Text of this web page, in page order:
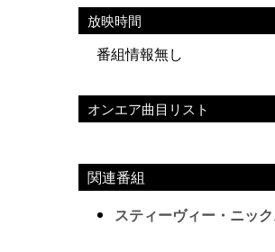
放映時間
番組情報無し
オンエア曲目リスト
関連番組
スティーヴィー・ニッ